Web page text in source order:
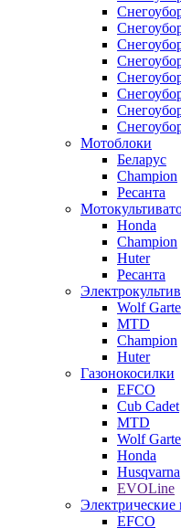
Мотоблоки
Беларус
Champion
Ресанта
Honda
Champion
Huter
Ресанта
Wolf
MTD
Champion
Huter
Газонокосилки
EFCO
Cub Cadet
MTD
Wolf
Honda
Husqvarna
EVOLine
Электрические
EFCO